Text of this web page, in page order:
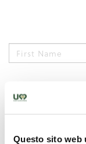
Questo sito web